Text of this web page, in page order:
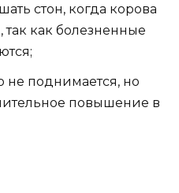
стон, когда корова
так как болезненные
не поднимается, но
повышение в